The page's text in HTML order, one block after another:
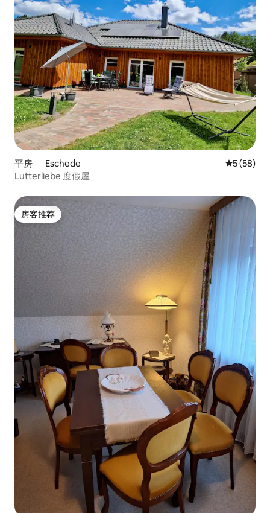
平房 ｜ Eschede 平均评分
5 (58)
Lutterliebe 度假屋
房客推荐
房客推荐